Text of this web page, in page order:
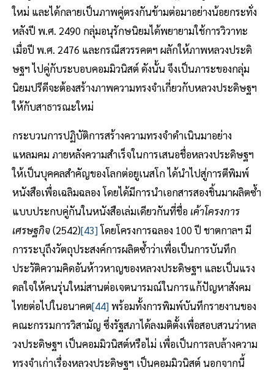
ใหม่ และได้กลายเป็นภาพคู่ตรงกันข้ามต่อมาอย่างน้อยกระทั่ง
หลังปี พ.ศ. 2490 กลุ่มอนุรักษนิยมได้พยายามใช้การวิวาทะ
เมื่อปี พ.ศ. 2476 และกรณีสวรรคตฯ ผลักให้ภาพหลวงประดิ
ษฐฯ ไปคู่กับระบอบคอมมิวนิสต์ ดังนั้น จึงเป็นภาระของกลุ่ม
นิยมปรีดีจะต้องสร้างภาพความทรงจำเกี่ยวกับหลวงประดิษฐฯ
ให้กับสาธารณะใหม่
กระบวนการปฏิบัติการสร้างความทรงจำดำเนินมาอย่าง
แหลมคม ภายหลังความสำเร็จในการเสนอชื่อหลวงประดิษฐฯ
ให้เป็นบุคคลสำคัญของโลกต่อยูเนสโก ได้นำไปสู่การตีพิมพ์
หนังสือเพื่อเฉลิมฉลอง โดยได้มีการนำเอกสารสองชิ้นมาผลิตซ้ำ
แบบประกบคู่กันในหนังสือเล่มเดียวกันที่ชื่อเค้าโครงการ
เศรษฐกิจ(2542)[43]โดยโครงการฉลอง 100 ปี ชาตกาลฯ มี
การระบุถึงวัตถุประสงค์การผลิตซ้ำว่าเพื่อเป็นการบันทึก
ประวัติความคิดอันห้าวหาญของหลวงประดิษฐฯ และเป็นแรง
ดลใจให้คนรุ่นใหม่สานต่อเจตนารมณ์ในการแก้ปัญหาสังคม
ไทยต่อไปในอนาคต[44]พร้อมทั้งการพิมพ์บันทึกรายงานของ
คณะกรรมการวิสามัญ ซึ่งรัฐสภาได้ลงมติตั้งเพื่อสอบสวนว่าหล
วงประดิษฐฯ เป็นคอมมิวนิสต์หรือไม่ เพื่อเป็นการลบล้างความ
ทรงจำเก่าเรื่องหลวงประดิษฐฯ เป็นคอมมิวนิสต์ นอกจากนี้